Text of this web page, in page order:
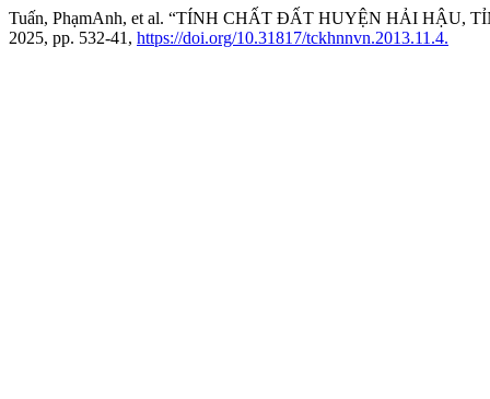
Tuấn, PhạmAnh, et al. “TÍNH CHẤT ĐẤT HUYỆN HẢI HẬU,
2025, pp. 532-41, https://doi.org/10.31817/tckhnnvn.2013.11.4.